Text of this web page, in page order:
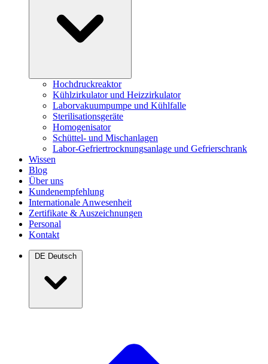
Hochdruckreaktor
Kühlzirkulator und Heizzirkulator
Laborvakuumpumpe und Kühlfalle
Sterilisationsgeräte
Homogenisator
Schüttel- und Mischanlagen
Labor-Gefriertrocknungsanlage und Gefrierschrank
Wissen
Blog
Über uns
Kundenempfehlung
Internationale Anwesenheit
Zertifikate & Auszeichnungen
Personal
Kontakt
DE Deutsch